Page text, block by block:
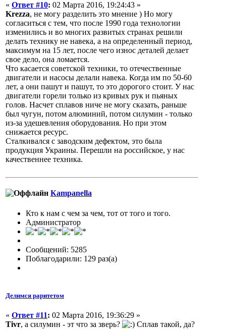
« Ответ #10: 02 Марта 2016, 19:24:43 »
Krezza, не могу разделить это мнение ) Но могу
согласиться с тем, что после 1990 года технологии
изменились и во многих развитых странах решили
делать технику не навека, а на определенный период,
максимум на 15 лет, после чего износ деталей делает
свое дело, она ломается.
Что касается советской техники, то отечественные
двигатели и насосы делали навека. Когда им по 50-60
лет, а они пашут и пашут, то это дорогого стоит. У нас
двигатели горели только из кривых рук и пьяных
голов. Насчет сплавов ниче не могу сказать, раньше
был чугун, потом алюминий, потом силумин - только
из-за удешевления оборудования. Но при этом
снижается ресурс.
Сталкивался с заводским дефектом, это была
продукция Украины. Перешли на российское, у нас
качественнее техника.
Кampanella
Кто к нам с чем за чем, тот от того и того.
Администратор
Сообщений: 5285
Поблагодарили: 129 раз(а)
Делимся раритетом
« Ответ #11: 02 Марта 2016, 19:36:29 »
Tivr, а силумин - эт что за зверь? Сплав такой, да?